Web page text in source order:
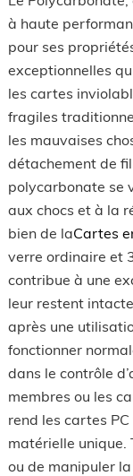
à haute
pour ses
exceptionnelles
les cartes
fragiles
les mauvaises
détachement de
polycarbonate se
aux chocs et à la
bien de laCartes
verre ordinaire et
contribue à une
leur restent
après une
fonctionner
dans le contrôle
membres ou les
rend les cartes
matérielle unique.
ou de manipuler